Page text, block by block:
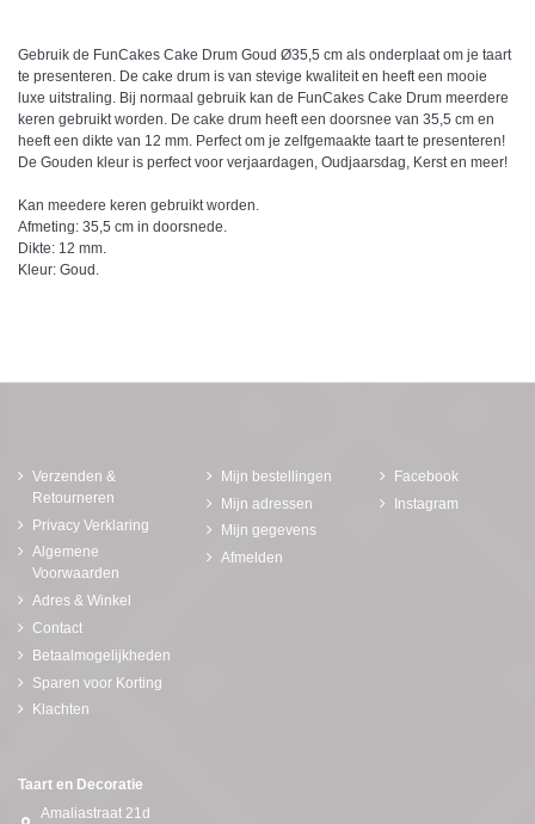
Gebruik de FunCakes Cake Drum Goud Ø35,5 cm als onderplaat om je taart
te presenteren. De cake drum is van stevige kwaliteit en heeft een mooie
luxe uitstraling. Bij normaal gebruik kan de FunCakes Cake Drum meerdere
keren gebruikt worden. De cake drum heeft een doorsnee van 35,5 cm en
heeft een dikte van 12 mm. Perfect om je zelfgemaakte taart te presenteren!
De Gouden kleur is perfect voor verjaardagen, Oudjaarsdag, Kerst en meer!
Kan meedere keren gebruikt worden.
Afmeting: 35,5 cm in doorsnede.
Dikte: 12 mm.
Kleur: Goud.
Verzenden &
Retourneren
Privacy Verklaring
Algemene
Voorwaarden
Adres & Winkel
Contact
Betaalmogelijkheden
Sparen voor Korting
Klachten
Mijn bestellingen
Mijn adressen
Mijn gegevens
Afmelden
Facebook
Instagram
Taart en Decoratie
Amaliastraat 21d